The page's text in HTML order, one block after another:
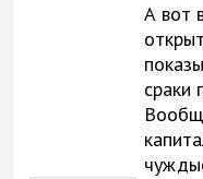
А вот
сраки